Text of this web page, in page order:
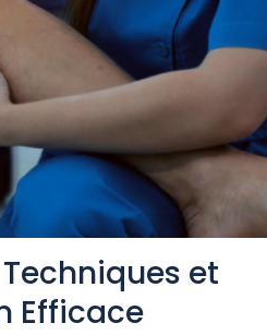
et
Efficace